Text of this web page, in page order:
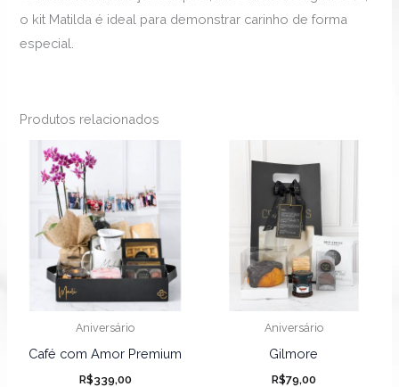
o kit Matilda é ideal para demonstrar carinho de forma
especial.
Produtos relacionados
Aniversário
Café com Amor Premium
R$339,00
As
Aniversário
Gilmore
R$79,00